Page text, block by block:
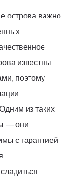
острова важно
известны
поэтому
из таких
— они
с гарантией